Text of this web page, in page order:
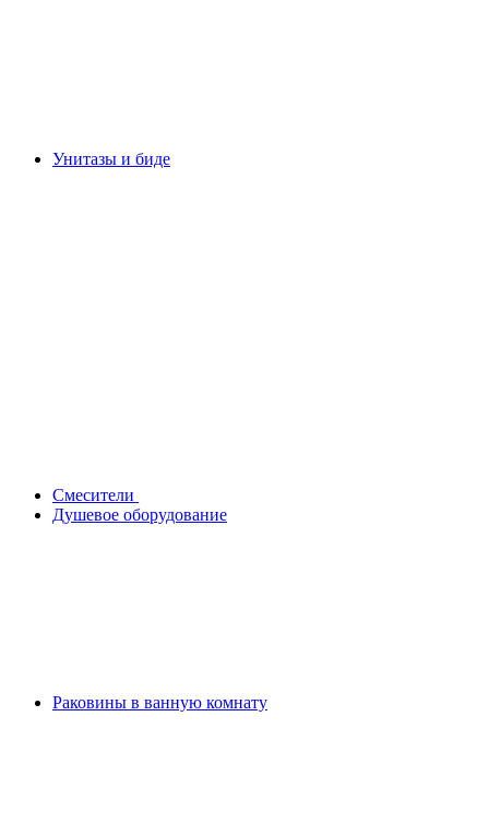
Унитазы и биде
Смесители
Душевое оборудование
Раковины в ванную комнату